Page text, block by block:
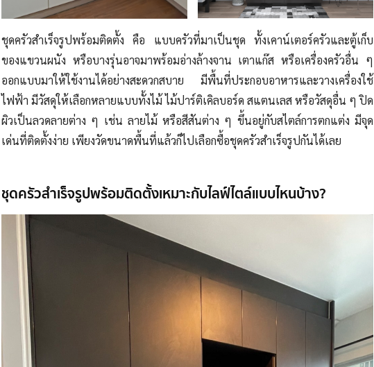
ชุดครัวสําเร็จรูปพร้อมติดตั้ง คือ แบบครัวที่มาเป็นชุด ทั้งเคาน์เตอร์ครัวและตู้เก็บ
ของแขวนผนัง หรือบางรุ่นอาจมาพร้อมอ่างล้างจาน เตาแก๊ส หรือเครื่องครัวอื่น ๆ
ออกแบบมาให้ใช้งานได้อย่างสะดวกสบาย มีพื้นที่ประกอบอาหารและวางเครื่องใช้
ไฟฟ้า มีวัสดุให้เลือกหลายแบบทั้งไม้ ไม้ปาร์ติเคิลบอร์ด สแตนเลส หรือวัสดุอื่น ๆ ปิด
ผิวเป็นลวดลายต่าง ๆ เช่น ลายไม้ หรือสีสันต่าง ๆ ขึ้นอยู่กับสไตล์การตกแต่ง มีจุด
เด่นที่ติดตั้งง่าย เพียงวัดขนาดพื้นที่แล้วก็ไปเลือกซื้อชุดครัวสำเร็จรูปกันได้เลย
ชุดครัวสําเร็จรูปพร้อมติดตั้งเหมาะกับไลฟ์ไตล์แบบไหนบ้าง?